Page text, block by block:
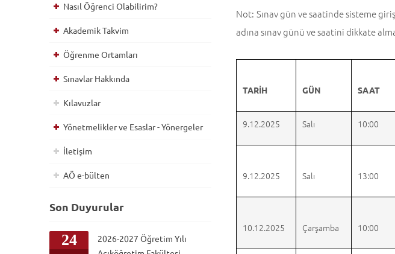
Not: Sınav gün ve saatinde sisteme
adına sınav günü ve saatini dikkate
TARİH GÜN SAAT
9.12.2025 Salı 10:00
9.12.2025 Salı 13:00
10.12.2025 Çarşamba 10:00
Nasıl Öğrenci Olabilirim?
Akademik Takvim
Öğrenme Ortamları
Sınavlar Hakkında
Kılavuzlar
Yönetmelikler ve Esaslar - Yönergeler
İletişim
AÖ e-bülten
Son Duyurular
24
2026-2027 Öğretim Yılı